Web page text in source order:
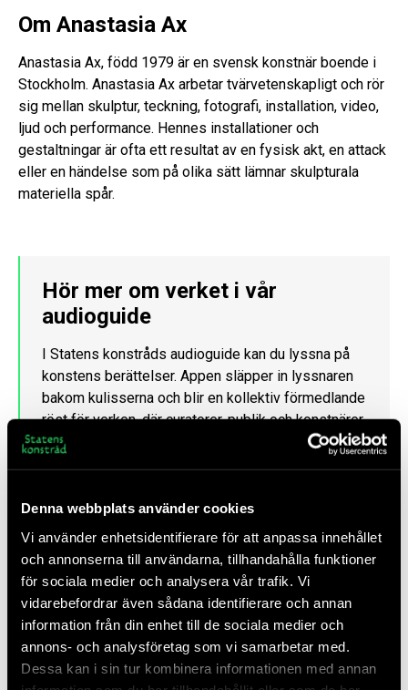
Denna webbplats använder cookies
Vi använder enhetsidentifierare för att anpassa innehållet
och annonserna till användarna, tillhandahålla funktioner
för sociala medier och analysera vår trafik. Vi
vidarebefordrar även sådana identifierare och annan
information från din enhet till de sociala medier och
annons- och analysföretag som vi samarbetar med.
Dessa kan i sin tur kombinera informationen med annan
Om Anastasia Ax
Anastasia Ax, född 1979 är en svensk konstnär boende i
Stockholm. Anastasia Ax arbetar tvärvetenskapligt och rör
sig mellan skulptur, teckning, fotografi, installation, video,
ljud och performance. Hennes installationer och
gestaltningar är ofta ett resultat av en fysisk akt, en attack
eller en händelse som på olika sätt lämnar skulpturala
materiella spår.
Hör mer om verket i vår
audioguide
I Statens konstråds audioguide kan du lyssna på
konstens berättelser. Appen släpper in lyssnaren
bakom kulisserna och blir en kollektiv förmedlande
röst för verken, där curatorer, publik och konstnärer
hörs.
DIREKT HÄR
Hitta till konstverket
Sibyllegatan 2, Stockholm, Sverige